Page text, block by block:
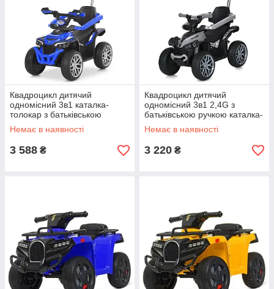
Квадроцикл дитячий
одномісний 3в1 каталка-
толокар з батьківською
ручкою 2,4G 1×6V 7AH
2×25W EVA-колеса шкіряне
Немає в наявності
3 588 ₴
Квадроцикл дитячий
одномісний 3в1 2,4G з
батьківською ручкою каталка-
толокар 16V 4AH 135W EVA-
колеса шкіряне сидіння
Немає в наявності
3 220 ₴